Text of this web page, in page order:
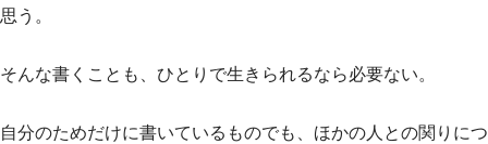
思う。
そんな書くことも、ひとりで生きられるなら必要ない。
自分のためだけに書いているものでも、ほかの人との関りにつ